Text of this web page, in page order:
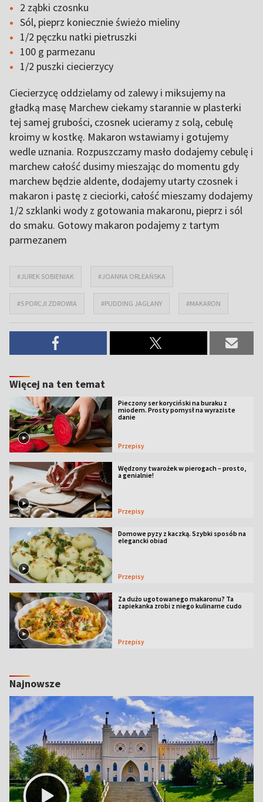
2 ząbki czosnku
Sól, pieprz koniecznie świeżo mieliny
1/2 pęczku natki pietruszki
100 g parmezanu
1/2 puszki ciecierzycy
Ciecierzycę oddzielamy od zalewy i miksujemy na
gładką masę Marchew ciekamy starannie w plasterki
tej samej grubości, czosnek ucieramy z solą, cebulę
kroimy w kostkę. Makaron wstawiamy i gotujemy
wedle uznania. Rozpuszczamy masło dodajemy cebulę i
marchew całość dusimy mieszając do momentu gdy
marchew będzie aldente, dodajemy utarty czosnek i
makaron i pastę z cieciorki, całość mieszamy dodajemy
1/2 szklanki wody z gotowania makaronu, pieprz i sól
do smaku. Gotowy makaron podajemy z tartym
parmezanem
#JUREK SOBIENIAK #JOANNA ORLEAŃSKA
#5 PORCJI ZDROWIA #PUDDING JAGLANY #MAKARON
Więcej na ten temat
Pieczony ser koryciński na buraku z
miodem. Prosty pomysł na wyraziste
danie
Przepisy
Wędzony twarożek w pierogach – prosto,
a genialnie!
Przepisy
Domowe pyzy z kaczką. Szybki sposób na
elegancki obiad
Przepisy
Za dużo ugotowanego makaronu? Ta
zapiekanka zrobi z niego kulinarne cudo
Przepisy
Najnowsze